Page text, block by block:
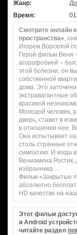
Жанр:
Время:
Смотрите онлайн
пространства»,
Игорем Ворсклой
Герой фильм Веня
агорафобией –
этой болезни, он
собственной
дома. Это
экстравагантные
красивой
Молодой человек,
дверь, ставит в
в отношении нее.
Она испытывает на
столь странные
симпатию. И когда
Вениамина Ростик,
избранника…
Фильм «Закрытые
абсолютно
HD качестве на
Этот фильм
и Android
читайте раздел